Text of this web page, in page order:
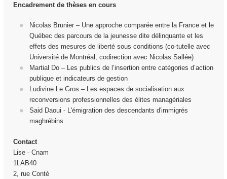
Encadrement de thèses en cours
Nicolas Brunier – Une approche comparée entre la France et le
Québec des parcours de la jeunesse dite délinquante et les
effets des mesures de liberté sous conditions (co-tutelle avec
Université de Montréal, codirection avec Nicolas Sallée)
Martial Do – Les publics de l’insertion entre catégories d’action
publique et indicateurs de gestion
Ludivine Le Gros – Les espaces de socialisation aux
reconversions professionnelles des élites managériales
Said Daoui - L'émigration des descendants d'immigrés
maghrébins
Contact
Lise - Cnam
1LAB40
2, rue Conté